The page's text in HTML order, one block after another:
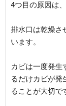
4つ目の原因は
排水口は乾燥さ
います。
カビは一度発生
るだけカビが発
ることが大切で